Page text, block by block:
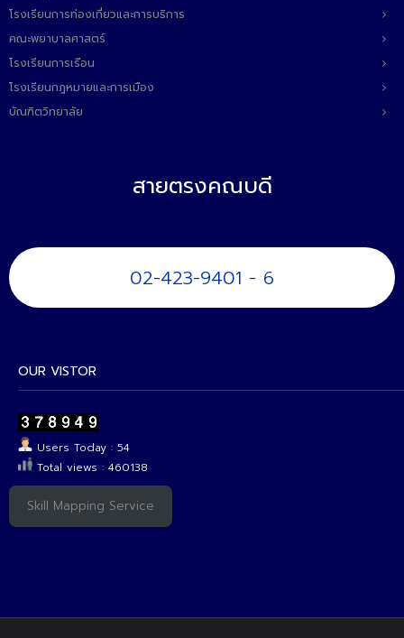
โรงเรียนการท่องเที่ยวและการบริการ
คณะพยาบาลศาสตร์
โรงเรียนการเรือน
โรงเรียนกฎหมายและการเมือง
บัณฑิตวิทยาลัย
สายตรงคณบดี
02-423-9401 - 6
OUR VISTOR
Users Today : 54
Total views : 460138
Skill Mapping Service